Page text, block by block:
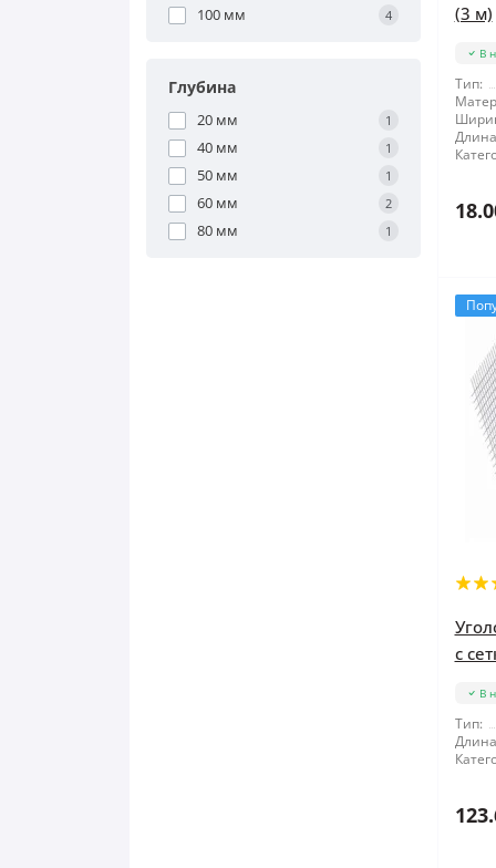
100 мм 4
Глубина
20 мм 1
40 мм 1
50 мм 1
60 мм 2
80 мм 1
(3 м)
В
Тип:
с
В
Тип: